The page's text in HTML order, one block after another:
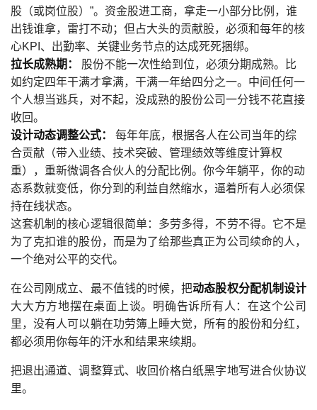
股（或岗位股）”。资金股进工商，拿走一小部分比例，谁
出钱谁拿，雷打不动；但占大头的贡献股，必须和每年的核
心KPI、出勤率、关键业务节点的达成死死捆绑。
拉长成熟期：
股份不能一次性给到位，必须分期成熟。比
如约定四年干满才拿满，干满一年给四分之一。中间任何一
个人想当逃兵，对不起，没成熟的股份公司一分钱不花直接
收回。
设计动态调整公式：
每年年底，根据各人在公司当年的综
合贡献（带入业绩、技术突破、管理绩效等维度计算权
重），重新微调各合伙人的分配比例。你今年躺平，你的动
态系数就变低，你分到的利益自然缩水，逼着所有人必须保
持在线状态。
这套机制的核心逻辑很简单：多劳多得，不劳不得。它不是
为了克扣谁的股份，而是为了给那些真正为公司续命的人，
一个绝对公平的交代。
在公司刚成立、最不值钱的时候，把动态股权分配机制设计
大大方方地摆在桌面上谈。明确告诉所有人：在这个公司
里，没有人可以躺在功劳簿上睡大觉，所有的股份和分红，
都必须用你每年的汗水和结果来续期。
把退出通道、调整算式、收回价格白纸黑字地写进合伙协议
里。